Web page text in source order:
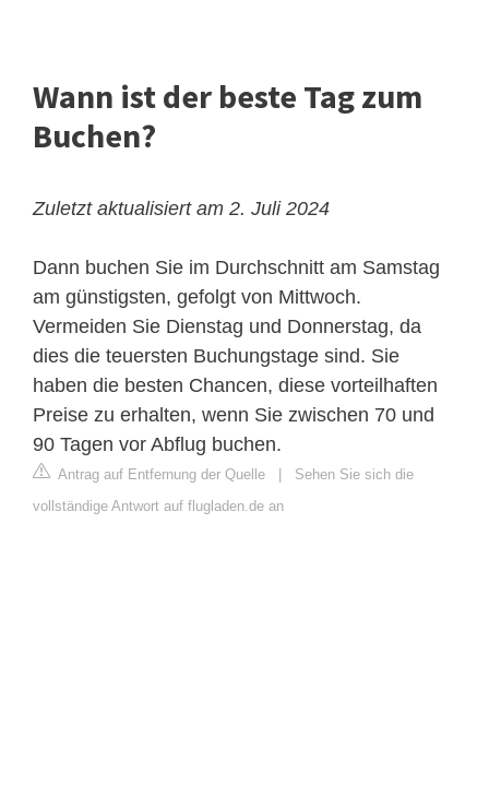
Wann ist der beste Tag zum
Buchen?
Zuletzt aktualisiert am 2. Juli 2024
Dann buchen Sie im Durchschnitt am Samstag
am günstigsten, gefolgt von Mittwoch.
Vermeiden Sie Dienstag und Donnerstag, da
dies die teuersten Buchungstage sind. Sie
haben die besten Chancen, diese vorteilhaften
Preise zu erhalten, wenn Sie zwischen 70 und
90 Tagen vor Abflug buchen.
Antrag auf Entfernung der Quelle
Sehen Sie sich die
vollständige Antwort auf flugladen.de an